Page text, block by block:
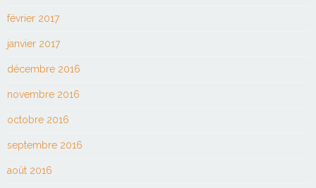
février 2017
janvier 2017
décembre 2016
novembre 2016
octobre 2016
septembre 2016
août 2016